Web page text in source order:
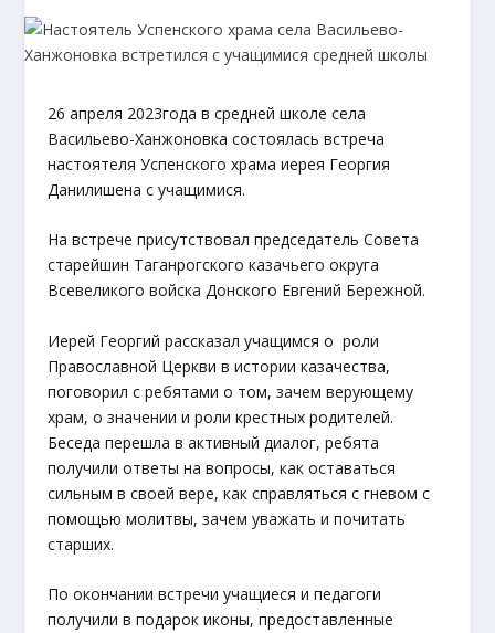
26 апреля 2023года в средней школе села
Васильево-Ханжоновка состоялась встреча
настоятеля Успенского храма иерея Георгия
Данилишена с учащимися.
На встрече присутствовал председатель Совета
старейшин Таганрогского казачьего округа
Всевеликого войска Донского Евгений Бережной.
Иерей Георгий рассказал учащимся о роли
Православной Церкви в истории казачества,
поговорил с ребятами о том, зачем верующему
храм, о значении и роли крестных родителей.
Беседа перешла в активный диалог, ребята
получили ответы на вопросы, как оставаться
сильным в своей вере, как справляться с гневом с
помощью молитвы, зачем уважать и почитать
старших.
По окончании встречи учащиеся и педагоги
получили в подарок иконы, предоставленные